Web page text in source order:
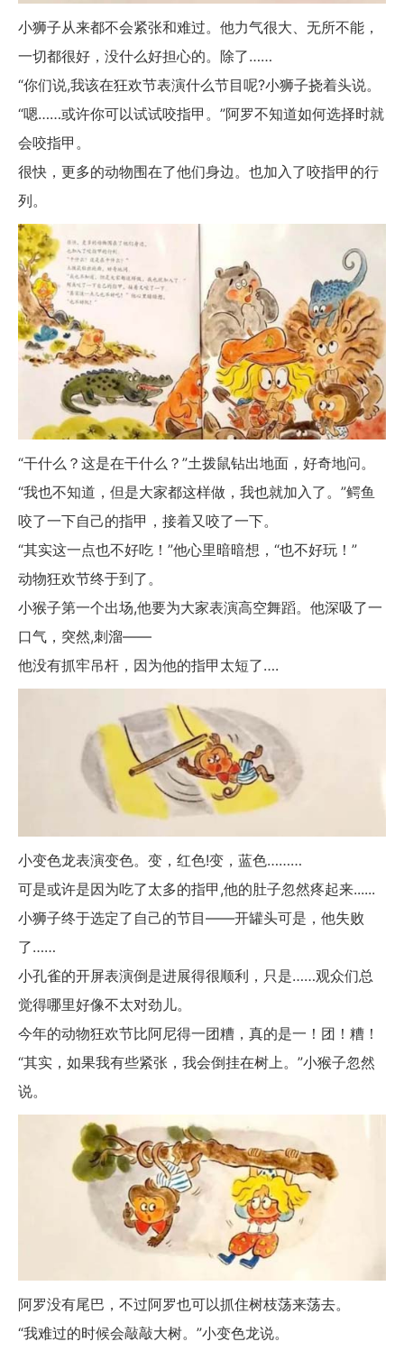
小狮子从来都不会紧张和难过。他力气很大、无所不能，
一切都很好，没什么好担心的。除了……
“你们说,我该在狂欢节表演什么节目呢?小狮子挠着头说。
“嗯……或许你可以试试咬指甲。”阿罗不知道如何选择时就
会咬指甲。
很快，更多的动物围在了他们身边。也加入了咬指甲的行
列。
“干什么？这是在干什么？”土拨鼠钻出地面，好奇地问。
“我也不知道，但是大家都这样做，我也就加入了。”鳄鱼
咬了一下自己的指甲，接着又咬了一下。
“其实这一点也不好吃！”他心里暗暗想，“也不好玩！”
动物狂欢节终于到了。
小猴子第一个出场,他要为大家表演高空舞蹈。他深吸了一
口气，突然,刺溜——
他没有抓牢吊杆，因为他的指甲太短了….
小变色龙表演变色。变，红色!变，蓝色………
可是或许是因为吃了太多的指甲,他的肚子忽然疼起来......
小狮子终于选定了自己的节目——开罐头可是，他失败
了……
小孔雀的开屏表演倒是进展得很顺利，只是……观众们总
觉得哪里好像不太对劲儿。
今年的动物狂欢节比阿尼得一团糟，真的是一！团！糟！
“其实，如果我有些紧张，我会倒挂在树上。”小猴子忽然
说。
阿罗没有尾巴，不过阿罗也可以抓住树枝荡来荡去。
“我难过的时候会敲敲大树。”小变色龙说。